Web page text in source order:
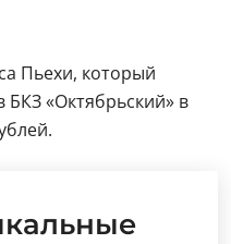
Пьехи, который
БКЗ «Октябрьский» в